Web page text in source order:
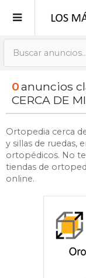
Publica tu
Registro
0anuncios
CERCA DE
Ortopedia cerca
y sillas de
ortopédicos. No
tiendas de
online.